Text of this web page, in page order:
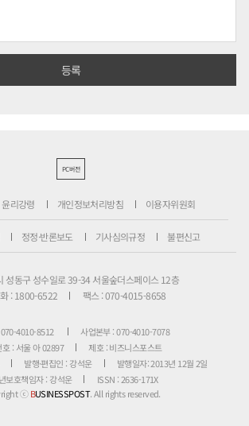
PC버전
윤리강령 개인정보처리방침 이용자위원회
정정·반론보도 기사심의규정 불편신고
성동구 성수일로 39-34 서울숲더스페이스 12층
: 1800-6522
팩스 : 070-4015-8658
4010-8512
사업본부 : 070-4010-7078
호 : 서울 아 02897
제호 : 비즈니스포스트
발행·편집인 : 강석운
발행일자: 2013년 12월 2일
보호책임자 : 강석운
ISSN : 2636-171X
ⓒBUSINESSPOST. All rights reserved.